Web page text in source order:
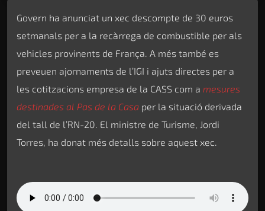
Govern ha anunciat un xec descompte de 30 euros
setmanals per a la recàrrega de combustible per als
vehicles provinents de França. A més també es
preveuen ajornaments de l’IGI i ajuts directes per a
les cotitzacions empresa de la CASS com a mesures
destinades al Pas de la Casa per la situació derivada
del tall de l’RN-20. El ministre de Turisme, Jordi
Torres, ha donat més detalls sobre aquest xec.